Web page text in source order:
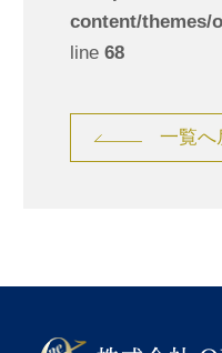
content/themes/
line 68
一覧へ